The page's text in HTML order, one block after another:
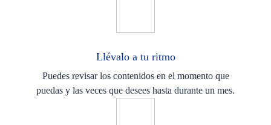
Llévalo a tu ritmo
Puedes revisar los contenidos en el momento que
puedas y las veces que desees hasta durante un mes.